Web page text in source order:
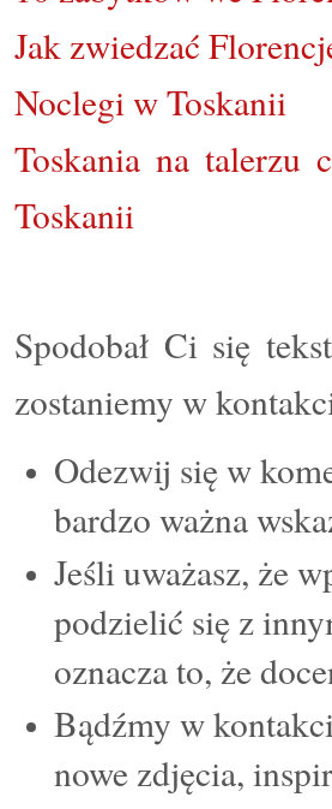
Jak zwiedzać
Noclegi w Toskanii
Toskania na talerzu
Toskanii
Spodobał Ci się
zostaniemy w
Odezwij się w
bardzo ważna
Jeśli uważasz, że
podzielić się z
oznacza to, że
Bądźmy w
nowe zdjęcia,